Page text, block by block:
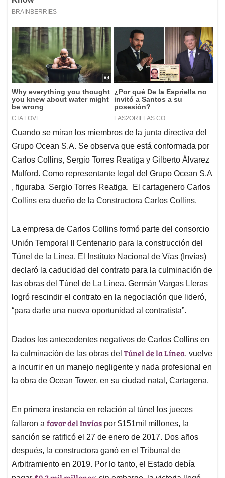
Cuando se miran los miembros de la junta directiva del
Grupo Ocean S.A. Se observa que está conformada por
Carlos Collins, Sergio Torres Reatiga y Gilberto Álvarez
Mulford. Como representante legal del Grupo Ocean S.A
, figuraba Sergio Torres Reatiga. El cartagenero Carlos
Collins era dueño de la Constructora Carlos Collins.
La empresa de Carlos Collins formó parte del consorcio
Unión Temporal II Centenario para la construcción del
Túnel de la Línea. El Instituto Nacional de Vías (Invías)
declaró la caducidad del contrato para la culminación de
las obras del Túnel de La Línea. Germán Vargas Lleras
logró rescindir el contrato en la negociación que lideró,
“para darle una nueva oportunidad al contratista”.
Dados los antecedentes negativos de Carlos Collins en
la culminación de las obras del Túnel de la Línea, vuelve
a incurrir en un manejo negligente y nada profesional en
la obra de Ocean Tower, en su ciudad natal, Cartagena.
En primera instancia en relación al túnel los jueces
fallaron a favor del Invías por $151mil millones, la
sanción se ratificó el 27 de enero de 2017. Dos años
después, la constructora ganó en el Tribunal de
Arbitramiento en 2019. Por lo tanto, el Estado debía